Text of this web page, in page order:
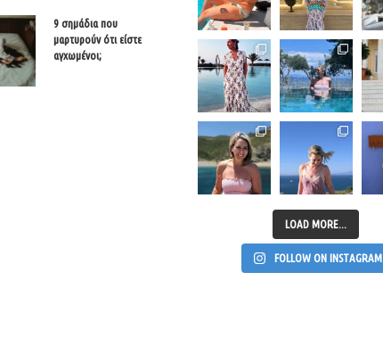
9 σημάδια που
μαρτυρούν ότι είστε
αγχωμένοι;
LOAD MORE...
FOLLOW ON INSTAGRAM